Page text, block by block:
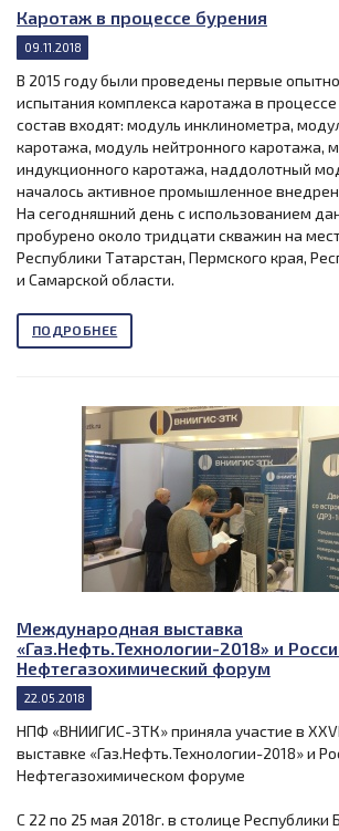
Каротаж в процессе бурения
09.11.2018
В 2015 году были проведены первые
испытания комплекса каротажа в процессе
состав входят: модуль инклинометра,
каротажа, модуль нейтронного каротажа,
индукционного каротажа, наддолотный
началось активное промышленное
На сегодняшний день с использованием
пробурено около тридцати скважин на
Республики Татарстан, Пермского края,
и Самарской области.
ПОДРОБНЕЕ
Международная выставка
«Газ.Нефть.Технологии-2018» и
Нефтегазохимический форум
22.05.2018
НПФ «ВНИИГИС-ЗТК» приняла участие в
выставке «Газ.Нефть.Технологии-2018» и
Нефтегазохимическом форуме
С 22 по 25 мая 2018г. в столице Республики